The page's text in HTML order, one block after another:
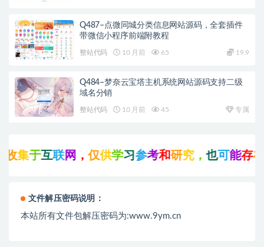
Q487–点微同城分类信息网站源码，全套插件
带微信小程序前端附教程
整站代码 10 月前 65 19.9
Q484–梦奈云宝塔主机系统网站源码支持二级
域名分销
整站代码 10 月前 45 专属
集于互联网， 仅供学习参考和研究，也可能存在
文件解压密码说明：
本站所有文件包解压密码为:www.9ym.cn